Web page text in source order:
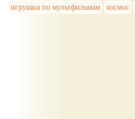
игрушки по мультфильмам
космос